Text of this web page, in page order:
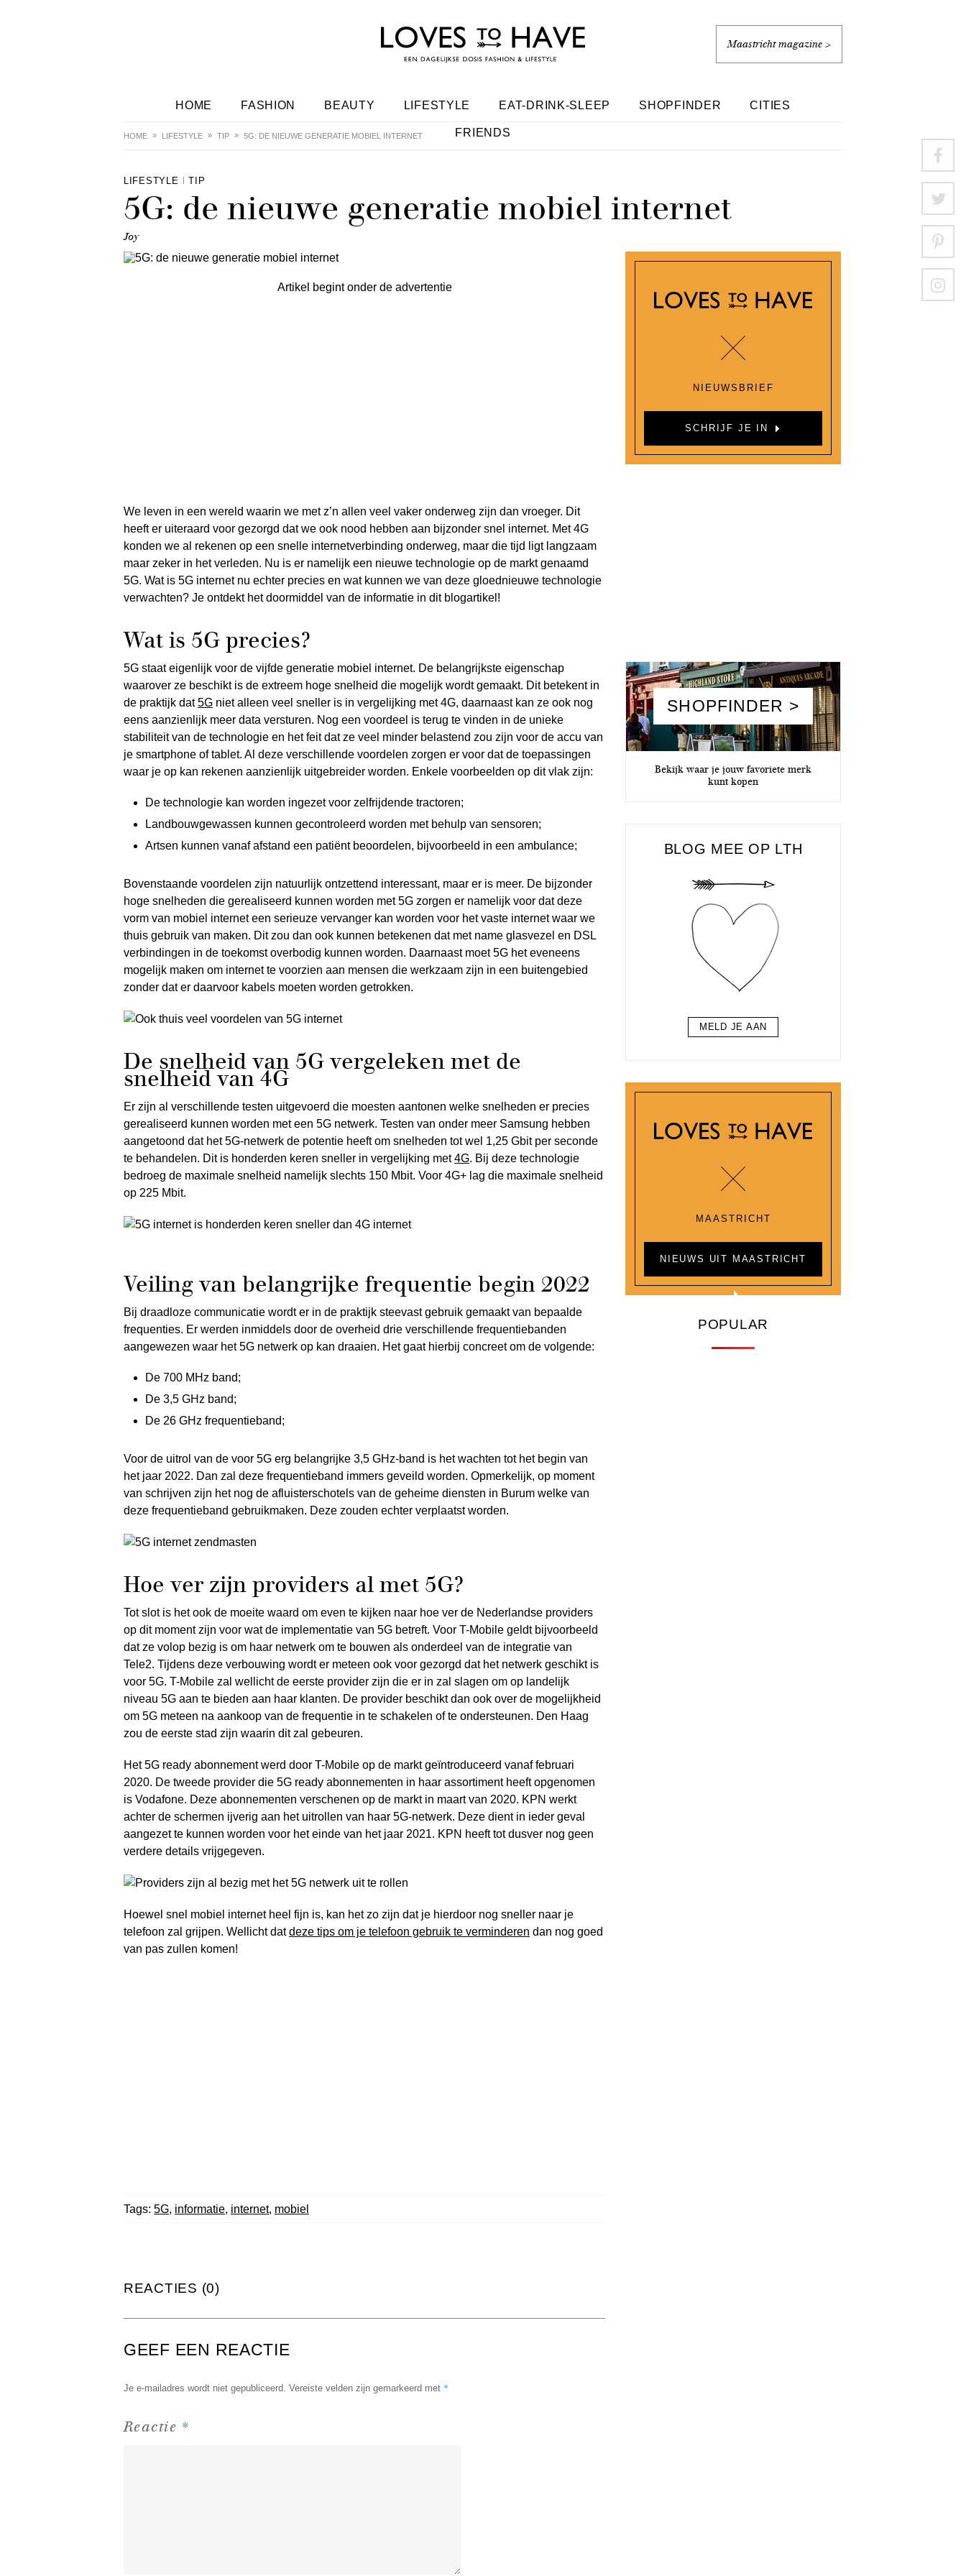
Maastricht magazine >
HOME FASHION BEAUTY LIFESTYLE EAT-DRINK-SLEEP SHOPFINDER CITIES
FRIENDS
HOME LIFESTYLE TIP 5G: DE NIEUWE GENERATIE MOBIEL INTERNET
LIFESTYLE TIP
5G: de nieuwe generatie mobiel internet
Joy
Artikel begint onder de advertentie
We leven in een wereld waarin we met z’n allen veel vaker onderweg zijn dan vroeger. Dit
heeft er uiteraard voor gezorgd dat we ook nood hebben aan bijzonder snel internet. Met 4G
konden we al rekenen op een snelle internetverbinding onderweg, maar die tijd ligt langzaam
maar zeker in het verleden. Nu is er namelijk een nieuwe technologie op de markt genaamd
5G. Wat is 5G internet nu echter precies en wat kunnen we van deze gloednieuwe technologie
verwachten? Je ontdekt het doormiddel van de informatie in dit blogartikel!
Wat is 5G precies?
5G staat eigenlijk voor de vijfde generatie mobiel internet. De belangrijkste eigenschap
waarover ze beschikt is de extreem hoge snelheid die mogelijk wordt gemaakt. Dit betekent in
de praktijk dat5G niet alleen veel sneller is in vergelijking met 4G, daarnaast kan ze ook nog
eens aanzienlijk meer data versturen. Nog een voordeel is terug te vinden in de unieke
stabiliteit van de technologie en het feit dat ze veel minder belastend zou zijn voor de accu van
je smartphone of tablet. Al deze verschillende voordelen zorgen er voor dat de toepassingen
waar je op kan rekenen aanzienlijk uitgebreider worden. Enkele voorbeelden op dit vlak zijn:
De technologie kan worden ingezet voor zelfrijdende tractoren;
Landbouwgewassen kunnen gecontroleerd worden met behulp van sensoren;
Artsen kunnen vanaf afstand een patiënt beoordelen, bijvoorbeeld in een ambulance;
Bovenstaande voordelen zijn natuurlijk ontzettend interessant, maar er is meer. De bijzonder
hoge snelheden die gerealiseerd kunnen worden met 5G zorgen er namelijk voor dat deze
vorm van mobiel internet een serieuze vervanger kan worden voor het vaste internet waar we
thuis gebruik van maken. Dit zou dan ook kunnen betekenen dat met name glasvezel en DSL
verbindingen in de toekomst overbodig kunnen worden. Daarnaast moet 5G het eveneens
mogelijk maken om internet te voorzien aan mensen die werkzaam zijn in een buitengebied
zonder dat er daarvoor kabels moeten worden getrokken.
De snelheid van 5G vergeleken met de
snelheid van 4G
Er zijn al verschillende testen uitgevoerd die moesten aantonen welke snelheden er precies
gerealiseerd kunnen worden met een 5G netwerk. Testen van onder meer Samsung hebben
aangetoond dat het 5G-netwerk de potentie heeft om snelheden tot wel 1,25 Gbit per seconde
te behandelen. Dit is honderden keren sneller in vergelijking met4G. Bij deze technologie
bedroeg de maximale snelheid namelijk slechts 150 Mbit. Voor 4G+ lag die maximale snelheid
op 225 Mbit.
Veiling van belangrijke frequentie begin 2022
Bij draadloze communicatie wordt er in de praktijk steevast gebruik gemaakt van bepaalde
frequenties. Er werden inmiddels door de overheid drie verschillende frequentiebanden
aangewezen waar het 5G netwerk op kan draaien. Het gaat hierbij concreet om de volgende:
De 700 MHz band;
De 3,5 GHz band;
De 26 GHz frequentieband;
Voor de uitrol van de voor 5G erg belangrijke 3,5 GHz-band is het wachten tot het begin van
het jaar 2022. Dan zal deze frequentieband immers geveild worden. Opmerkelijk, op moment
van schrijven zijn het nog de afluisterschotels van de geheime diensten in Burum welke van
deze frequentieband gebruikmaken. Deze zouden echter verplaatst worden.
Hoe ver zijn providers al met 5G?
Tot slot is het ook de moeite waard om even te kijken naar hoe ver de Nederlandse providers
op dit moment zijn voor wat de implementatie van 5G betreft. Voor T-Mobile geldt bijvoorbeeld
dat ze volop bezig is om haar netwerk om te bouwen als onderdeel van de integratie van
Tele2. Tijdens deze verbouwing wordt er meteen ook voor gezorgd dat het netwerk geschikt is
voor 5G. T-Mobile zal wellicht de eerste provider zijn die er in zal slagen om op landelijk
niveau 5G aan te bieden aan haar klanten. De provider beschikt dan ook over de mogelijkheid
om 5G meteen na aankoop van de frequentie in te schakelen of te ondersteunen. Den Haag
zou de eerste stad zijn waarin dit zal gebeuren.
Het 5G ready abonnement werd door T-Mobile op de markt geïntroduceerd vanaf februari
2020. De tweede provider die 5G ready abonnementen in haar assortiment heeft opgenomen
is Vodafone. Deze abonnementen verschenen op de markt in maart van 2020. KPN werkt
achter de schermen ijverig aan het uitrollen van haar 5G-netwerk. Deze dient in ieder geval
aangezet te kunnen worden voor het einde van het jaar 2021. KPN heeft tot dusver nog geen
verdere details vrijgegeven.
Hoewel snel mobiel internet heel fijn is, kan het zo zijn dat je hierdoor nog sneller naar je
telefoon zal grijpen. Wellicht datdeze tips om je telefoon gebruik te verminderen dan nog goed
van pas zullen komen!
Tags: 5G, informatie, internet, mobiel
REACTIES (0)
GEEF EEN REACTIE
Je e-mailadres wordt niet gepubliceerd. Vereiste velden zijn gemarkeerd met *
Reactie *
NIEUWSBRIEF
SCHRIJF JE IN
SHOPFINDER >
Bekijk waar je jouw favoriete merk
kunt kopen
BLOG MEE OP LTH
MELD JE AAN
MAASTRICHT
NIEUWS UIT MAASTRICHT
POPULAR